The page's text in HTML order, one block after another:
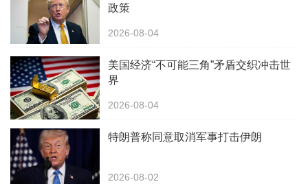
政策
2026-08-04
美国经济“不可能三角”矛盾交织冲击世
界
2026-08-04
特朗普称同意取消军事打击伊朗
2026-08-02